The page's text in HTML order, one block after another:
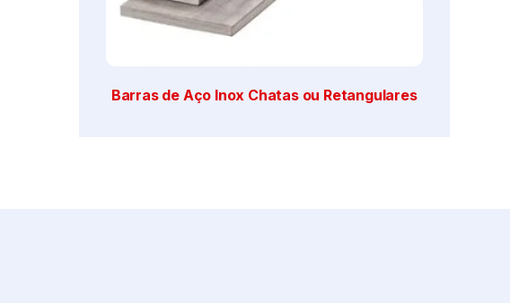
Barras de Aço Inox Chatas ou Retangulares